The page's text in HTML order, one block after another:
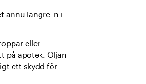
ännu längre in i
eller
på apotek. Oljan
ett skydd för